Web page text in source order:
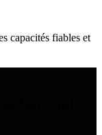
capacités fiables et